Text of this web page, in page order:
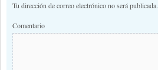
Tu dirección de correo electrónico no será publicada.
Comentario